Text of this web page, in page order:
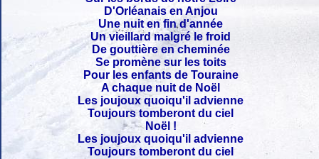
D'Orléanais en Anjou
Une nuit en fin d'année
Un vieillard malgré le froid
De gouttière en cheminée
Se promène sur les toits
Pour les enfants de Touraine
A chaque nuit de Noël
Les joujoux quoiqu'il advienne
Toujours tomberont du ciel
Noël !
Les joujoux quoiqu'il advienne
Toujours tomberont du ciel